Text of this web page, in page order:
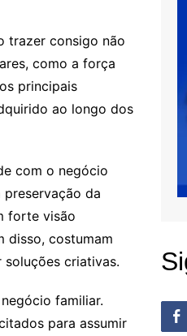
trazer consigo não
como a força
principais
ao longo dos
com o negócio
da
forte visão
disso, costumam
criativas.
familiar.
para assumir